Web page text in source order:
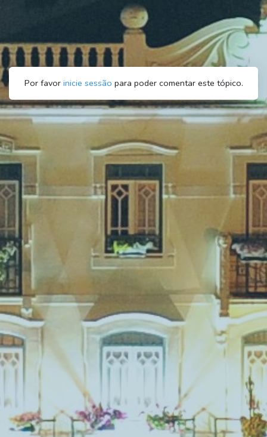
Por favor inicie sessão para poder comentar este tópico.